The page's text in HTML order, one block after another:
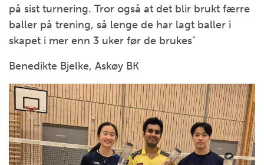
på sist turnering. Tror også at det blir brukt færre
baller på trening, så lenge de har lagt baller i
skapet i mer enn 3 uker før de brukes"
Benedikte Bjelke, Askøy BK